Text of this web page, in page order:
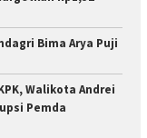
Bima Arya Puji
Walikota Andrei
Pemda